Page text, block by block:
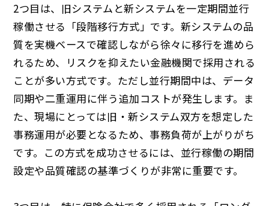
2つ目は、旧システムと新システムを一定期間並行
稼働させる「段階移行方式」です。新システムの品
質を実機ベースで確認しながら徐々に移行を進めら
れるため、リスクを抑えたい金融機関で採用される
ことが多い方式です。ただし並行期間中は、データ
同期や二重運用に伴う追加コストが発生します。ま
た、現場にとっては旧・新システム双方を想定した
事務運用が必要となるため、事務負荷が上がりがち
です。この方式を成功させるには、並行稼働の期間
設定や品質確認の基準づくりが非常に重要です。